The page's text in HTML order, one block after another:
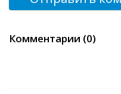
Комментарии (0)